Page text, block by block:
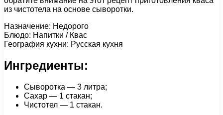
из чистотела на основе сыворотки.
Назначение: Недорого
Блюдо: Напитки / Квас
География кухни: Русская кухня
Ингредиенты:
Сыворотка — 3 литра;
Сахар — 1 стакан;
Чистотел — 1 стакан.